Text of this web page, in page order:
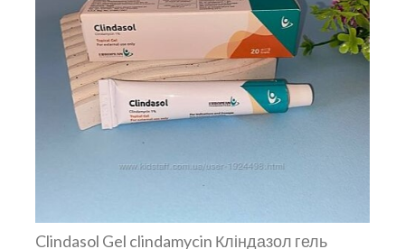
Clindasol Gel clindamycin Кліндазол гель